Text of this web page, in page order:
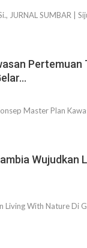
JURNAL SUMBAR |
Pertemuan
Master Plan
Wujudkan
Living With Nature Di